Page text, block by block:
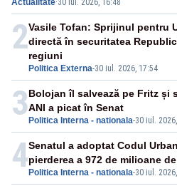
Actualitate·30 iul. 2026, 16:48
2
Politica Externa-30 iul. 2026, 17:54
Vasile Tofan: Sprijinul pentru
directă în securitatea
regiuni
3 Politica Interna - nationala-30 iul.
Bolojan îl salvează pe Fritz și
ANI a picat în Senat
4 Politica Interna - nationala-30 iul.
Senatul a adoptat Codul
pierderea a 972 de milioane